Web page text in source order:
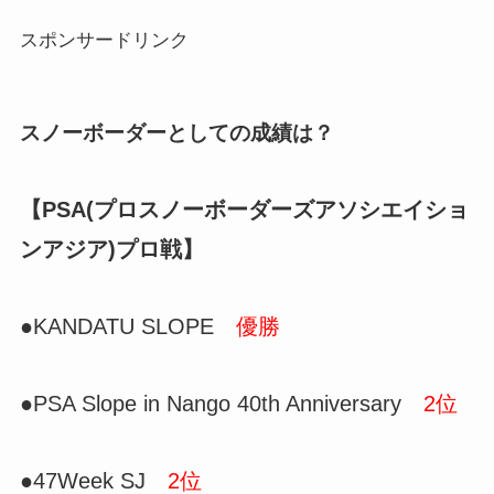
スポンサードリンク
スノーボーダーとしての成績は？
【PSA(プロスノーボーダーズアソシエイショ
ンアジア)プロ戦】
●KANDATU SLOPE 優勝
●PSA Slope in Nango 40th Anniversary 2位
●47Week SJ 2位